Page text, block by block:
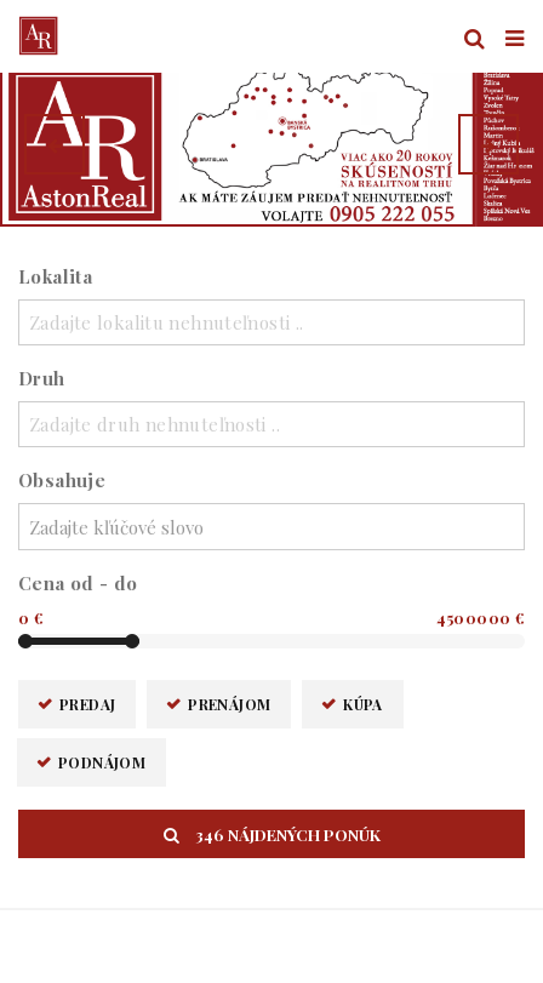
Lokalita
Zadajte lokalitu nehnuteľnosti ..
Druh
Zadajte druh nehnuteľnosti ..
Obsahuje
Cena od - do
0 € 4500000 €
PREDAJ PRENÁJOM KÚPA
PODNÁJOM
346 NÁJDENÝCH PONÚK